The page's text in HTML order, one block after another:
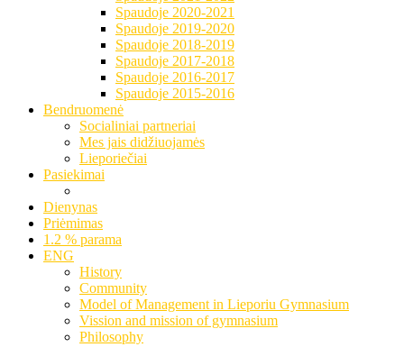
Spaudoje 2020-2021
Spaudoje 2019-2020
Spaudoje 2018-2019
Spaudoje 2017-2018
Spaudoje 2016-2017
Spaudoje 2015-2016
Bendruomenė
Socialiniai partneriai
Mes jais didžiuojamės
Lieporiečiai
Pasiekimai
Dienynas
Priėmimas
1.2 % parama
ENG
History
Community
Model of Management in Lieporiu Gymnasium
Vission and mission of gymnasium
Philosophy